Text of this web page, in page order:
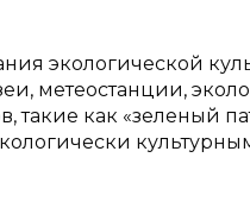
экологической
метеостанции,
такие как «зеленый